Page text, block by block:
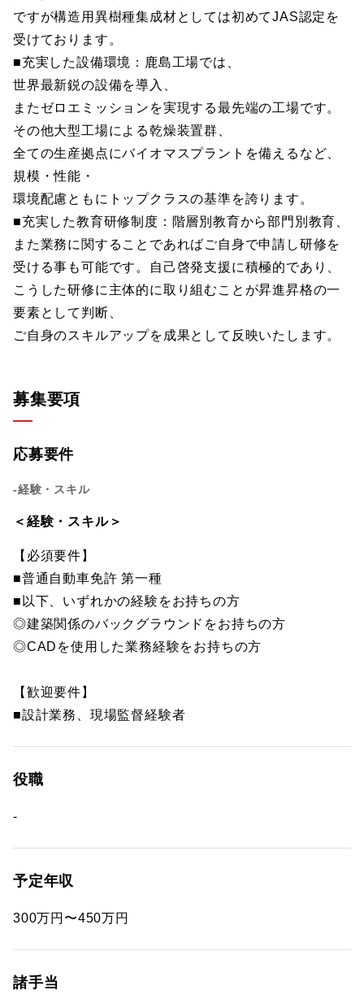
ですが構造用異樹種集成材としては初めてJAS認定を
受けております。
■充実した設備環境：鹿島工場では、
世界最新鋭の設備を導入、
またゼロエミッションを実現する最先端の工場です。
その他大型工場による乾燥装置群、
全ての生産拠点にバイオマスプラントを備えるなど、
規模・性能・
環境配慮ともにトップクラスの基準を誇ります。
■充実した教育研修制度：階層別教育から部門別教育、
また業務に関することであればご自身で申請し研修を
受ける事も可能です。自己啓発支援に積極的であり、
こうした研修に主体的に取り組むことが昇進昇格の一
要素として判断、
ご自身のスキルアップを成果として反映いたします。
募集要項
応募要件
-経験・スキル
＜経験・スキル＞
【必須要件】
■普通自動車免許 第一種
■以下、いずれかの経験をお持ちの方
◎建築関係のバックグラウンドをお持ちの方
◎CADを使用した業務経験をお持ちの方
【歓迎要件】
■設計業務、現場監督経験者
役職
-
予定年収
300万円〜450万円
諸手当